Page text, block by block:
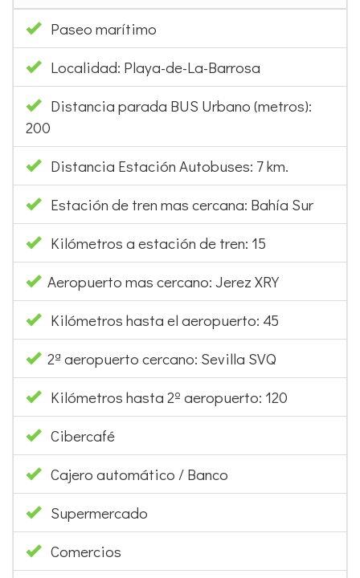
Paseo marítimo
Localidad: Playa-de-La-Barrosa
Distancia parada BUS Urbano (metros):
200
Distancia Estación Autobuses: 7 km.
Estación de tren mas cercana: Bahía Sur
Kilómetros a estación de tren: 15
Aeropuerto mas cercano: Jerez XRY
Kilómetros hasta el aeropuerto: 45
2ª aeropuerto cercano: Sevilla SVQ
Kilómetros hasta 2º aeropuerto: 120
Cibercafé
Cajero automático / Banco
Supermercado
Comercios